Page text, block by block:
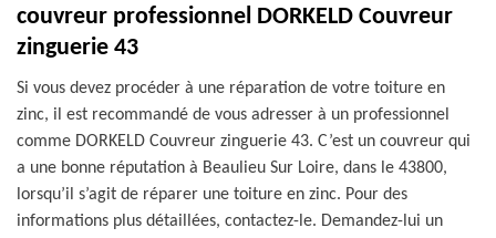
couvreur professionnel DORKELD Couvreur
zinguerie 43
Si vous devez procéder à une réparation de votre toiture en
zinc, il est recommandé de vous adresser à un professionnel
comme DORKELD Couvreur zinguerie 43. C’est un couvreur qui
a une bonne réputation à Beaulieu Sur Loire, dans le 43800,
lorsqu’il s’agit de réparer une toiture en zinc. Pour des
informations plus détaillées, contactez-le. Demandez-lui un